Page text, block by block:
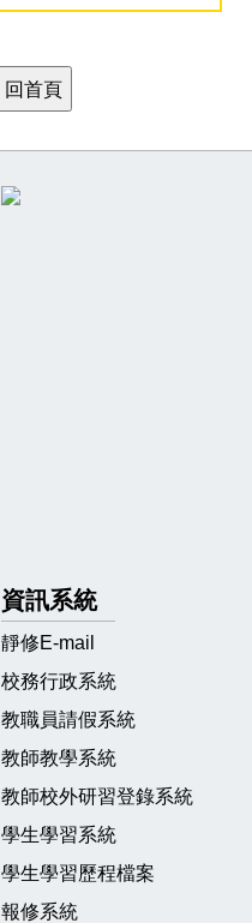
資訊系統
靜修E-mail
校務行政系統
教職員請假系統
教師教學系統
教師校外研習登錄系統
學生學習系統
學生學習歷程檔案
報修系統